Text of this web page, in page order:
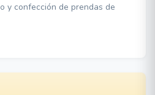
y confección de prendas de
Escolares , Ropa